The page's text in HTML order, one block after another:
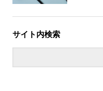
サイト内検索